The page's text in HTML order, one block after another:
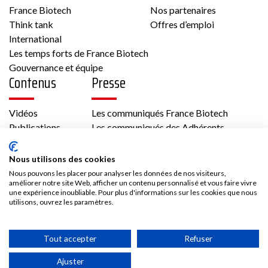
France Biotech
Think tank
International
Les temps forts de France Biotech
Gouvernance et équipe
Nos partenaires
Offres d’emploi
Contenus
Vidéos
Publications
Presse
Les communiqués France Biotech
Les communiqués des Adhérents
Nous rejoindre
Adhésion
Les avantages d’adhérer à France Biotech
Nous utilisons des cookies
Nous pouvons les placer pour analyser les données de nos visiteurs,
améliorer notre site Web, afficher un contenu personnalisé et vous faire vivre
une expérience inoubliable. Pour plus d'informations sur les cookies que nous
utilisons, ouvrez les paramètres.
Tout accepter Refuser
Ajuster